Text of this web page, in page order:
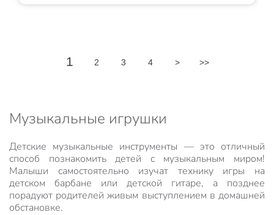
1 2 3 4 > >>
Музыкальные игрушки
Детские музыкальные инструменты — это отличный
способ познакомить детей с музыкальным миром!
Малыши самостоятельно изучат технику игры на
детском барбане или детской гитаре, а позднее
порадуют родителей живым выступлением в домашней
обстановке.